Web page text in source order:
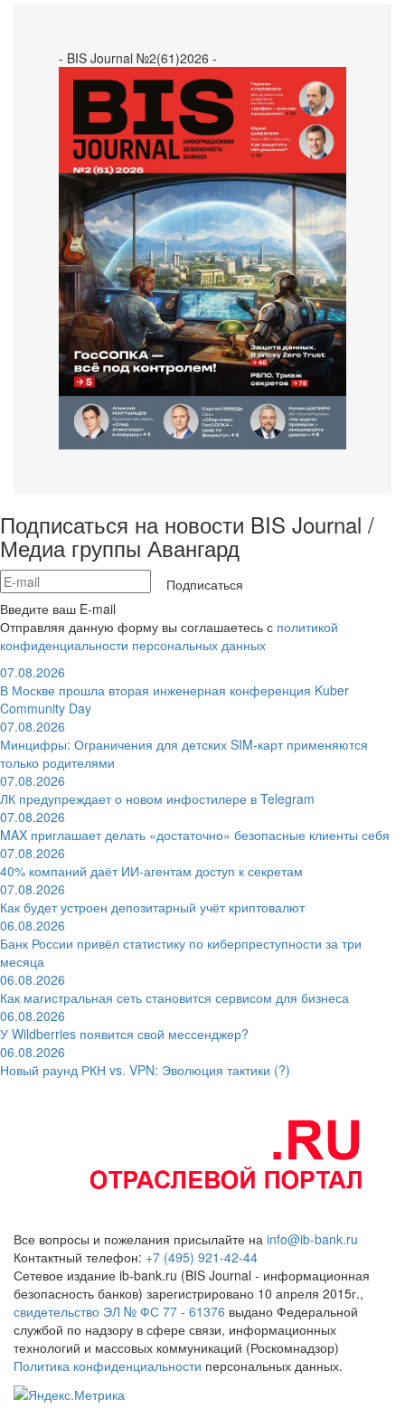
- BIS Journal №2(61)2026 -
Подписаться на новости BIS Journal /
Медиа группы Авангард
Подписаться
Введите ваш E-mail
Отправляя данную форму вы соглашаетесь с политикой
конфиденциальности персональных данных
07.08.2026
В Москве прошла вторая инженерная конференция Kuber
Community Day
07.08.2026
Минцифры: Ограничения для детских SIM-карт применяются
только родителями
07.08.2026
ЛК предупреждает о новом инфостилере в Telegram
07.08.2026
MAX приглашает делать «достаточно» безопасные клиенты себя
07.08.2026
40% компаний даёт ИИ‑агентам доступ к секретам
07.08.2026
Как будет устроен депозитарный учёт криптовалют
06.08.2026
Банк России привёл статистику по киберпреступности за три
месяца
06.08.2026
Как магистральная сеть становится сервисом для бизнеса
06.08.2026
У Wildberries появится свой мессенджер?
06.08.2026
Новый раунд РКН vs. VPN: Эволюция тактики (?)
Все вопросы и пожелания присылайте на info@ib-bank.ru
Контактный телефон: +7 (495) 921-42-44
Сетевое издание ib-bank.ru (BIS Journal - информационная
безопасность банков) зарегистрировано 10 апреля 2015г.,
свидетельство ЭЛ № ФС 77 - 61376 выдано Федеральной
службой по надзору в сфере связи, информационных
технологий и массовых коммуникаций (Роскомнадзор)
Политика конфиденциальности персональных данных.